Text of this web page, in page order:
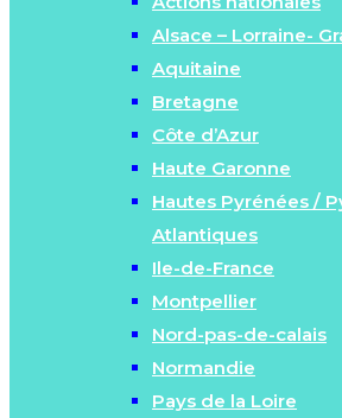
Alsace – Lorraine-
Aquitaine
Bretagne
Côte d’Azur
Haute Garonne
Hautes Pyrénées /
Atlantiques
Ile-de-France
Montpellier
Nord-pas-de-calais
Normandie
Pays de la Loire